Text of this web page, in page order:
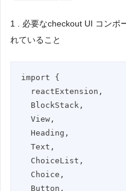
1 . 必要なcheckout UI コンポ
れていること
import {